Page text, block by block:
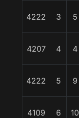
4222 3 5
4207 4 4
4222 5 9
4109 6 10